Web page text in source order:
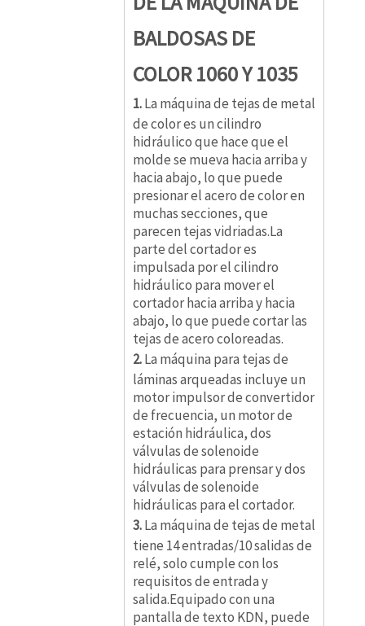
BALDOSAS DE
COLOR 1060 Y 1035
1.La máquina de tejas de metal
de color es un cilindro
hidráulico que hace que el
molde se mueva hacia arriba y
hacia abajo, lo que puede
presionar el acero de color en
muchas secciones, que
parecen tejas vidriadas.La
parte del cortador es
impulsada por el cilindro
hidráulico para mover el
cortador hacia arriba y hacia
abajo, lo que puede cortar las
tejas de acero coloreadas.
2.La máquina para tejas de
láminas arqueadas incluye un
motor impulsor de convertidor
de frecuencia, un motor de
estación hidráulica, dos
válvulas de solenoide
hidráulicas para prensar y dos
válvulas de solenoide
hidráulicas para el cortador.
3.La máquina de tejas de metal
tiene 14 entradas/10 salidas de
relé, solo cumple con los
requisitos de entrada y
salida.Equipado con una
pantalla de texto KDN, puede